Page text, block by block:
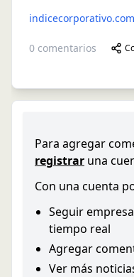
indicecorporativo.com
0 comentarios
Para agregar
registrar una
Con una cuenta
Seguir
tiempo real
Agregar
Ver más